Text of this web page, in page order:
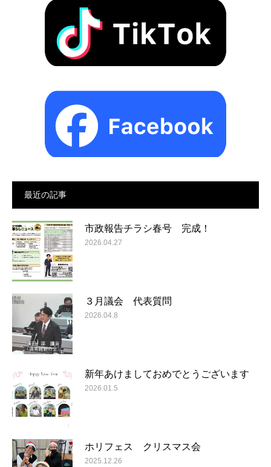
最近の記事
市政報告チラシ春号 完成！
2026.04.27
３月議会 代表質問
2026.04.8
新年あけましておめでとうございます
2026.01.5
ホリフェス クリスマス会
2025.12.26